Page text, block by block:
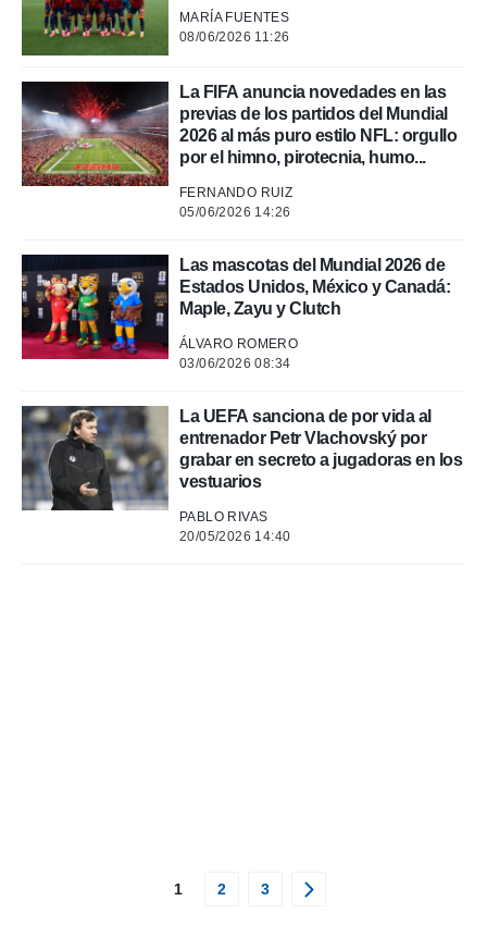
MARÍA FUENTES
08/06/2026 11:26
La FIFA anuncia novedades en las
previas de los partidos del Mundial
2026 al más puro estilo NFL: orgullo
por el himno, pirotecnia, humo...
FERNANDO RUIZ
05/06/2026 14:26
Las mascotas del Mundial 2026 de
Estados Unidos, México y Canadá:
Maple, Zayu y Clutch
ÁLVARO ROMERO
03/06/2026 08:34
La UEFA sanciona de por vida al
entrenador Petr Vlachovský por
grabar en secreto a jugadoras en los
vestuarios
PABLO RIVAS
20/05/2026 14:40
1 2 3